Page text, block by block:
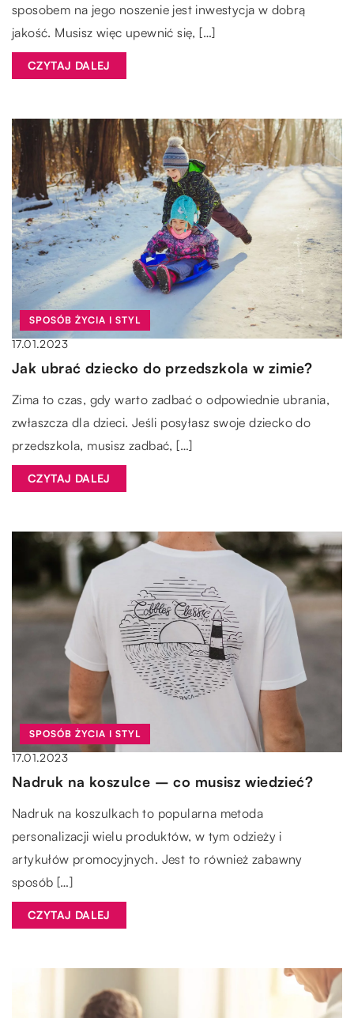
sposobem na jego noszenie jest inwestycja w dobrą
jakość. Musisz więc upewnić się, […]
CZYTAJ DALEJ
SPOSÓB ŻYCIA I STYL
17.01.2023
Jak ubrać dziecko do przedszkola w zimie?
Zima to czas, gdy warto zadbać o odpowiednie ubrania,
zwłaszcza dla dzieci. Jeśli posyłasz swoje dziecko do
przedszkola, musisz zadbać, […]
CZYTAJ DALEJ
SPOSÓB ŻYCIA I STYL
17.01.2023
Nadruk na koszulce – co musisz wiedzieć?
Nadruk na koszulkach to popularna metoda
personalizacji wielu produktów, w tym odzieży i
artykułów promocyjnych. Jest to również zabawny
sposób […]
CZYTAJ DALEJ